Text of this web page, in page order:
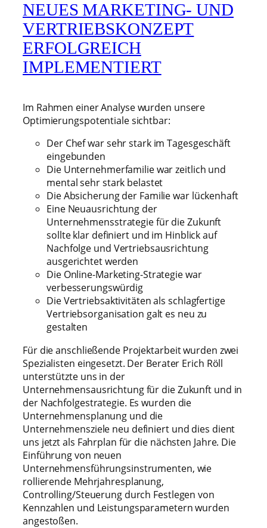
NEUES MARKETING- UND
VERTRIEBSKONZEPT
ERFOLGREICH
IMPLEMENTIERT
Im Rahmen einer Analyse wurden unsere
Optimierungspotentiale sichtbar:
Der Chef war sehr stark im Tagesgeschäft
eingebunden
Die Unternehmerfamilie war zeitlich und
mental sehr stark belastet
Die Absicherung der Familie war lückenhaft
Eine Neuausrichtung der
Unternehmensstrategie für die Zukunft
sollte klar definiert und im Hinblick auf
Nachfolge und Vertriebsausrichtung
ausgerichtet werden
Die Online-Marketing-Strategie war
verbesserungswürdig
Die Vertriebsaktivitäten als schlagfertige
Vertriebsorganisation galt es neu zu
gestalten
Für die anschließende Projektarbeit wurden zwei
Spezialisten eingesetzt. Der Berater Erich Röll
unterstützte uns in der
Unternehmensausrichtung für die Zukunft und in
der Nachfolgestrategie. Es wurden die
Unternehmensplanung und die
Unternehmensziele neu definiert und dies dient
uns jetzt als Fahrplan für die nächsten Jahre. Die
Einführung von neuen
Unternehmensführungsinstrumenten, wie
rollierende Mehrjahresplanung,
Controlling/Steuerung durch Festlegen von
Kennzahlen und Leistungsparametern wurden
angestoßen.